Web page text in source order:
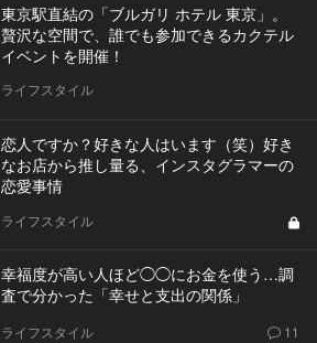
東京駅直結の「ブルガリ ホテル 東京」。
贅沢な空間で、誰でも参加できるカクテル
イベントを開催！
ライフスタイル
恋人ですか？好きな人はいます（笑）好き
なお店から推し量る、インスタグラマーの
恋愛事情
ライフスタイル
幸福度が高い人ほど◯◯にお金を使う…調
査で分かった「幸せと支出の関係」
ライフスタイル 11